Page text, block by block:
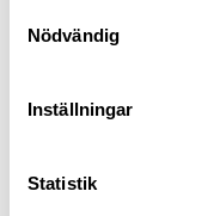
Nödvändig
Inställningar
Statistik
TRÖJOR & T-SHIRTS